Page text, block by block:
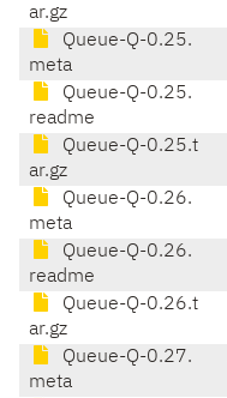
ar.gz
Queue-Q-0.25.
meta
Queue-Q-0.25.
readme
Queue-Q-0.25.t
ar.gz
Queue-Q-0.26.
meta
Queue-Q-0.26.
readme
Queue-Q-0.26.t
ar.gz
Queue-Q-0.27.
meta